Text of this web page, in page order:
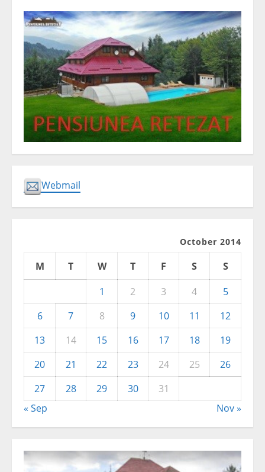
Webmail
October 2014
M T W T F S
S
1
2 3 4
5
6
7 8 9 10 11
12
13
14 15 16 17 18
19
20
21 22 23 24 25
26
27
28 29 30
31
« Sep
Nov »